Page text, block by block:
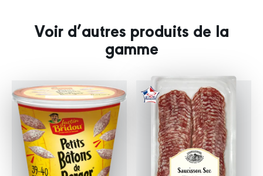
Voir d’autres produits de la
gamme